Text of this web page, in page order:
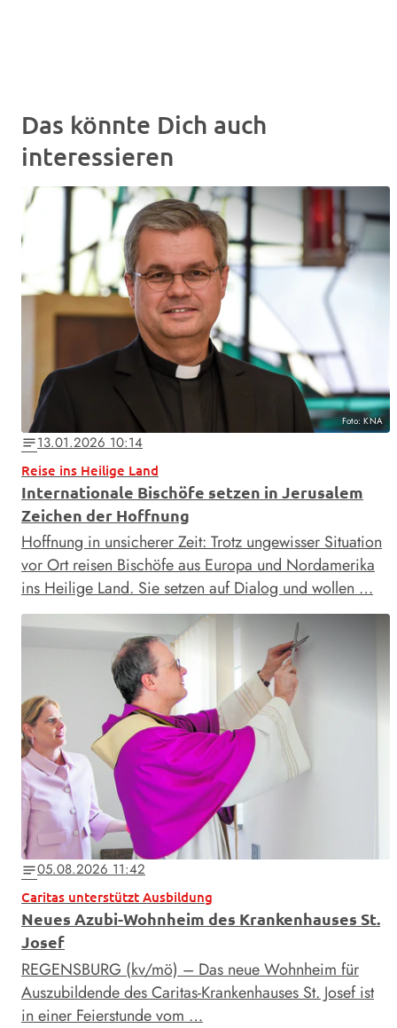
Das könnte Dich auch
interessieren
Foto: KNA
notes13.01.2026 10:14
Reise ins Heilige Land
Internationale Bischöfe setzen in Jerusalem
Zeichen der Hoffnung
Hoffnung in unsicherer Zeit: Trotz ungewisser Situation
vor Ort reisen Bischöfe aus Europa und Nordamerika
ins Heilige Land. Sie setzen auf Dialog und wollen …
notes05.08.2026 11:42
Caritas unterstützt Ausbildung
Neues Azubi-Wohnheim des Krankenhauses St.
Josef
REGENSBURG (kv/mö) – Das neue Wohnheim für
Auszubildende des Caritas-Krankenhauses St. Josef ist
in einer Feierstunde vom …